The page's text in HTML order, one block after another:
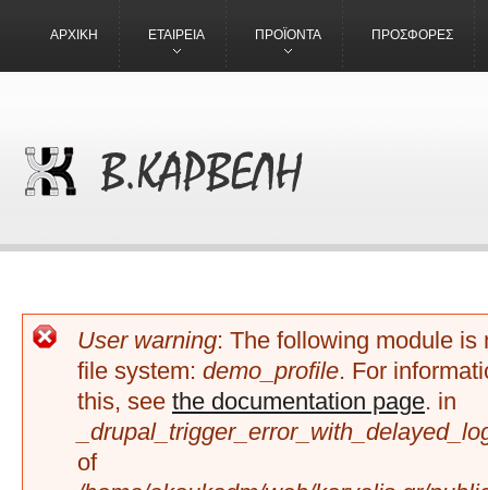
ΑΡΧΙΚΗ ΕΤΑΙΡΕΙΑ ΠΡΟΪΟΝΤΑ ΠΡΟΣΦΟΡΕΣ
ΜΉΝΥΜΑ ΣΦΆΛΜΑΤΟΣ
User warning: The following module is
file system: demo_profile. For
this, see the documentation page. in
of